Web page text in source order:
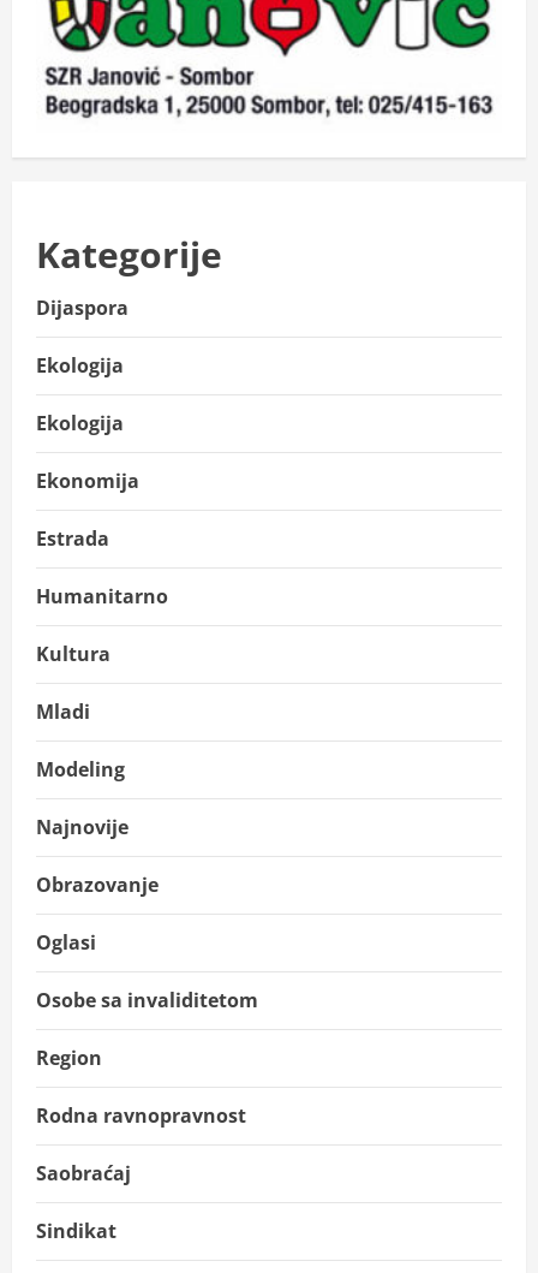
Kategorije
Dijaspora
Ekologija
Ekologija
Ekonomija
Estrada
Humanitarno
Kultura
Mladi
Modeling
Najnovije
Obrazovanje
Oglasi
Osobe sa invaliditetom
Region
Rodna ravnopravnost
Saobraćaj
Sindikat